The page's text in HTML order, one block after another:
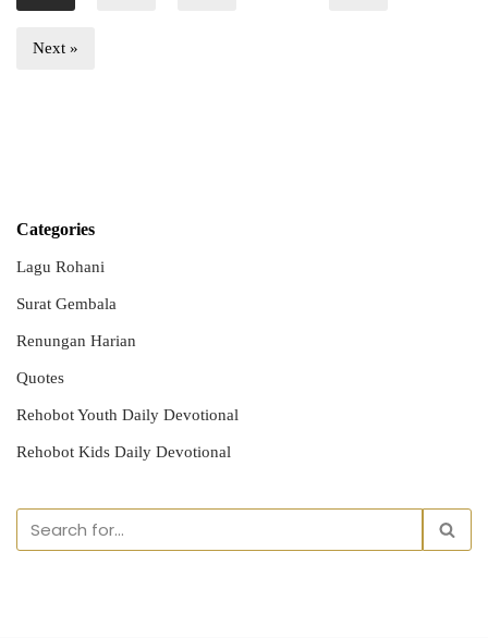
Next »
Categories
Lagu Rohani
Surat Gembala
Renungan Harian
Quotes
Rehobot Youth Daily Devotional
Rehobot Kids Daily Devotional